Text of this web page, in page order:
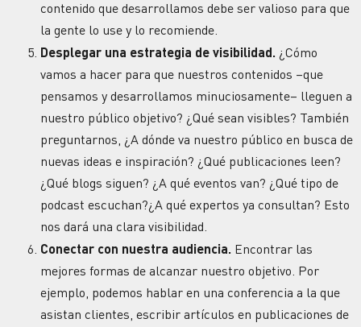
contenido que desarrollamos debe ser valioso para que
la gente lo use y lo recomiende.
Desplegar una estrategia de visibilidad. ¿Cómo
vamos a hacer para que nuestros contenidos –que
pensamos y desarrollamos minuciosamente– lleguen a
nuestro público objetivo? ¿Qué sean visibles? También
preguntarnos, ¿A dónde va nuestro público en busca de
nuevas ideas e inspiración? ¿Qué publicaciones leen?
¿Qué blogs siguen? ¿A qué eventos van? ¿Qué tipo de
podcast escuchan?¿A qué expertos ya consultan? Esto
nos dará una clara visibilidad.
Conectar con nuestra audiencia. Encontrar las
mejores formas de alcanzar nuestro objetivo. Por
ejemplo, podemos hablar en una conferencia a la que
asistan clientes, escribir artículos en publicaciones de